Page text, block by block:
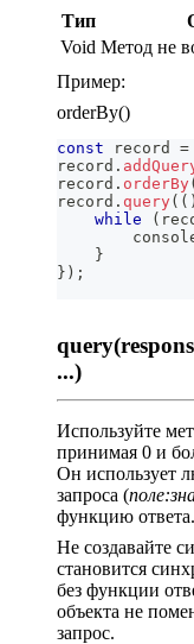
Тип
Void Метод не
Пример:
orderBy()
const record =
record .
record . orderBy
record . query( ( )
while
(
}
} ) ;
...)
Используйте
принимая 0 и
Он использует
запроса (
функцию ответа.
Не создавайте
становится
без функции
объекта не
запрос.